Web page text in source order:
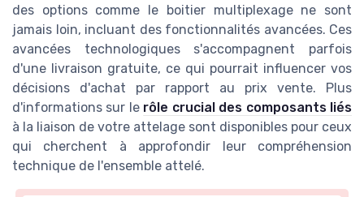
des options comme le boitier multiplexage ne sont
jamais loin, incluant des fonctionnalités avancées. Ces
avancées technologiques s'accompagnent parfois
d'une livraison gratuite, ce qui pourrait influencer vos
décisions d'achat par rapport au prix vente. Plus
d'informations sur le rôle crucial des composants liés
à la liaison de votre attelage sont disponibles pour ceux
qui cherchent à approfondir leur compréhension
technique de l'ensemble attelé.